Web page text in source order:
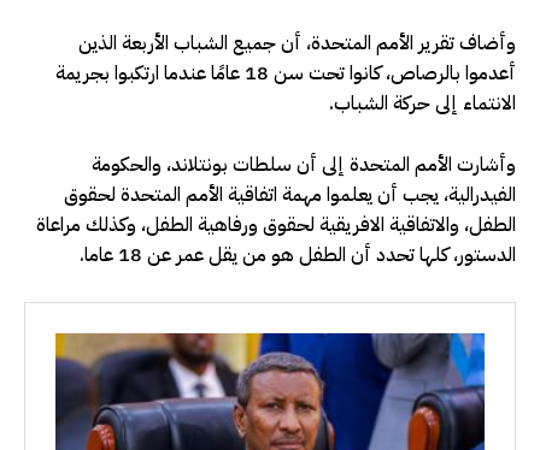
وأضاف تقرير الأمم المتحدة، أن جميع الشباب الأربعة الذين
أعدموا بالرصاص، كانوا تحت سن 18 عامًا عندما ارتكبوا بجريمة
الانتماء إلى حركة الشباب.
وأشارت الأمم المتحدة إلى أن سلطات بونتلاند، والحكومة
الفيدرالية، يجب أن يعلموا مهمة اتفاقية الأمم المتحدة لحقوق
الطفل، والاتفاقية الافريقية لحقوق ورفاهية الطفل، وكذلك مراعاة
الدستور، كلها تحدد أن الطفل هو من يقل عمر عن 18 عاما.